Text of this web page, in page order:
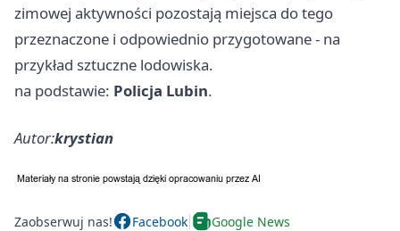
zimowej aktywności pozostają miejsca do tego
przeznaczone i odpowiednio przygotowane - na
przykład sztuczne lodowiska.
na podstawie: Policja Lubin.
Autor:krystian
Zaobserwuj nas! Facebook Google News